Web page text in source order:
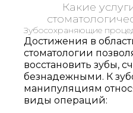
Какие
Зубосохраняющие
Достижения в
стоматологии
восстановить зубы,
безнадежными. К
манипуляциям
виды операций: